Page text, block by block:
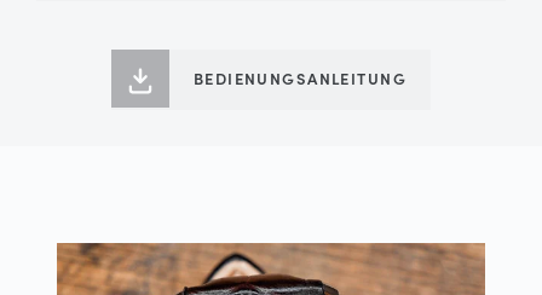
BEDIENUNGSANLEITUNG